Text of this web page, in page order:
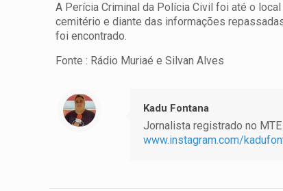
A Perícia Criminal da Polícia Civil foi até o
cemitério e diante das informações
foi encontrado.
Fonte : Rádio Muriaé e Silvan Alves
Kadu Fontana
Jornalista registrado no
www.instagram.com/